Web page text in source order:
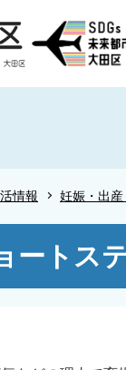
情報 妊娠・出
ートス